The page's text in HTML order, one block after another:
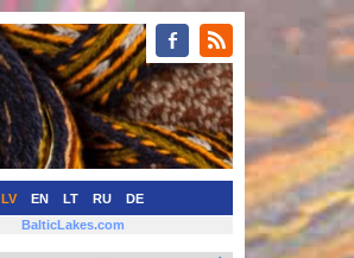
LV EN LT RU DE
BalticLakes.com